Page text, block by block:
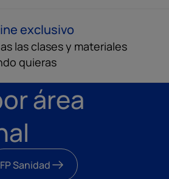
exclusivo
las clases y materiales
quieras
área
FP Sanidad